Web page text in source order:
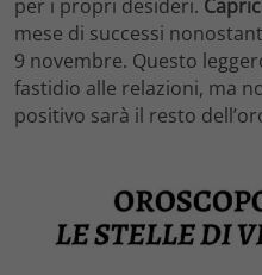
per i propri desideri.
mese di successi
9 novembre. Questo
fastidio alle relazioni, ma
positivo sarà il resto